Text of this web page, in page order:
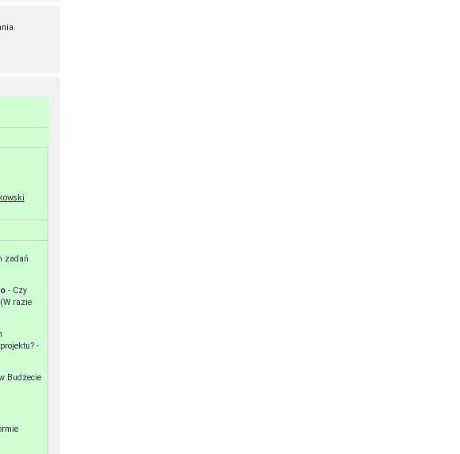
- Czy
razie
zagospodarowania przestrzennego dla danego terenu, którego zapisy mogą być niezgodne z założeniami zgłaszanego projektu? -